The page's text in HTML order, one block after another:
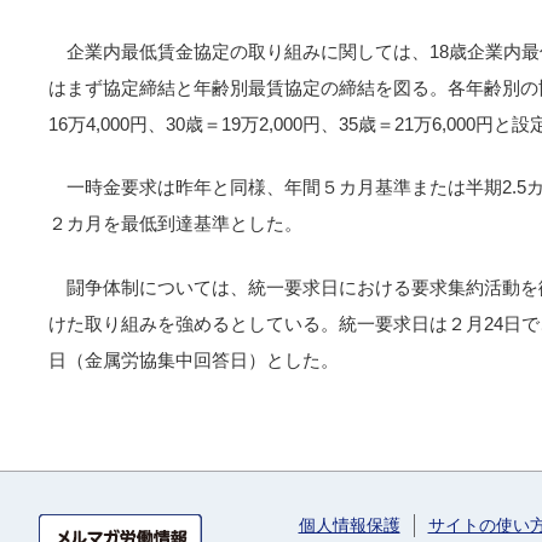
企業内最低賃金協定の取り組みに関しては、18歳企業内
はまず協定締結と年齢別最賃協定の締結を図る。各年齢別
16万4,000円、30歳＝19万2,000円、35歳＝21万6,000円と設
一時金要求は昨年と同様、年間５カ月基準または半期2.5
２カ月を最低到達基準とした。
闘争体制については、統一要求日における要求集約活動
けた取り組みを強めるとしている。統一要求日は２月24日
日（金属労協集中回答日）とした。
個人情報保護 サイトの使い